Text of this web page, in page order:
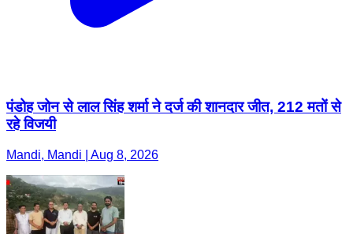
पंडोह जोन से लाल सिंह शर्मा ने दर्ज की शानदार जीत, 212 मतों से
रहे विजयी
Mandi, Mandi | Aug 8, 2026